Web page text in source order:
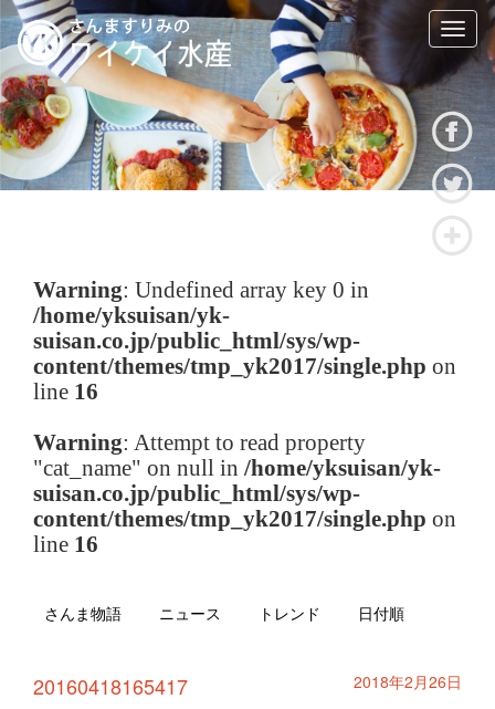
T
o
g
g
l
e
n
a
v
i
g
n
Warning: Undefined array key 0 in
/home/yksuisan/yk-
suisan.co.jp/public_html/sys/wp-
content/themes/tmp_yk2017/single.php on
line 16
Warning: Attempt to read property
"cat_name" on null in /home/yksuisan/yk-
suisan.co.jp/public_html/sys/wp-
content/themes/tmp_yk2017/single.php on
line 16
さんま物語 ニュース トレンド 日付順
20160418165417 2018年2月26日